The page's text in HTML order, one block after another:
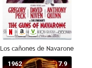
Los cañones de Navarone
7.9
1962